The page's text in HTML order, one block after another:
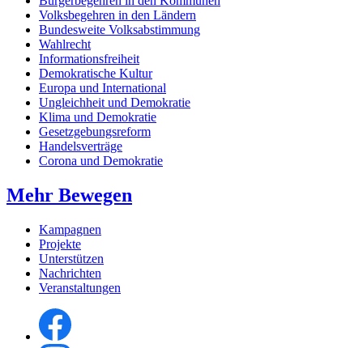
Volksbegehren in den Ländern
Bundesweite Volksabstimmung
Wahlrecht
Informationsfreiheit
Demokratische Kultur
Europa und International
Ungleichheit und Demokratie
Klima und Demokratie
Gesetzgebungsreform
Handelsverträge
Corona und Demokratie
Mehr Bewegen
Kampagnen
Projekte
Unterstützen
Nachrichten
Veranstaltungen